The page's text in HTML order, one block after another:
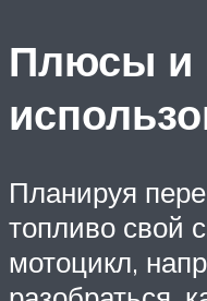
Плюсы и
Планируя
топливо свой
мотоцикл,